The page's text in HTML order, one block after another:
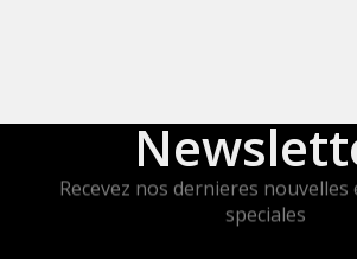
Recevez nos dernieres nouvelles
speciales